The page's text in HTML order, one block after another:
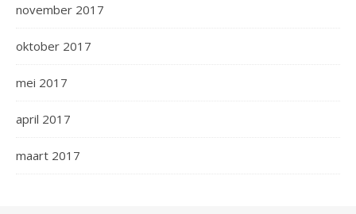
november 2017
oktober 2017
mei 2017
april 2017
maart 2017